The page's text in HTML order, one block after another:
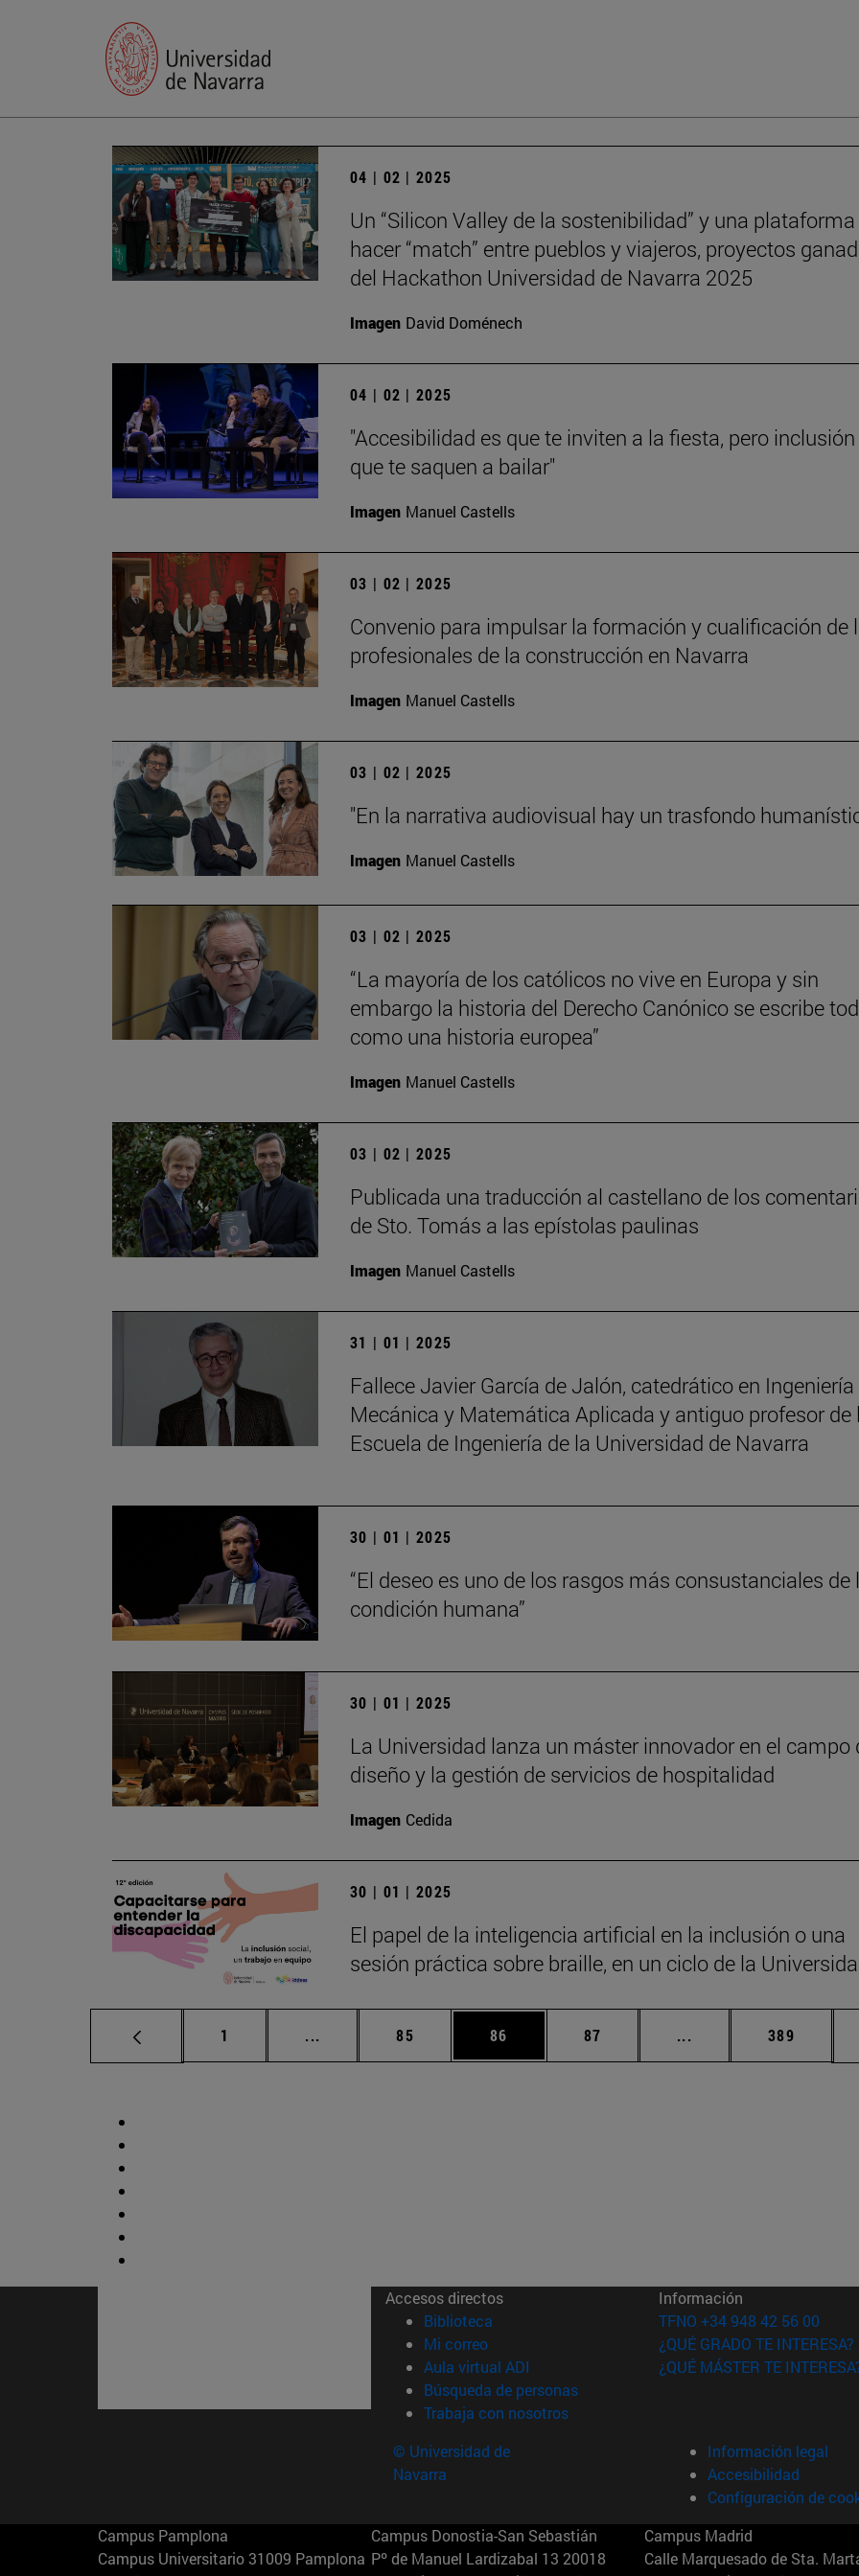
04 | 02 | 2025
Un “Silicon Valley de la sostenibilidad” y una
hacer “match” entre pueblos y viajeros, proyectos
del Hackathon Universidad de Navarra 2025
Imagen David Doménech
04 | 02 | 2025
"Accesibilidad es que te inviten a la fiesta, pero inclusión
que te saquen a bailar"
Imagen Manuel Castells
03 | 02 | 2025
Convenio para impulsar la formación y cualificación de
profesionales de la construcción en Navarra
Imagen Manuel Castells
03 | 02 | 2025
"En la narrativa audiovisual hay un trasfondo
Imagen Manuel Castells
03 | 02 | 2025
“La mayoría de los católicos no vive en Europa y sin
embargo la historia del Derecho Canónico se escribe
como una historia europea”
Imagen Manuel Castells
03 | 02 | 2025
Publicada una traducción al castellano de los
de Sto. Tomás a las epístolas paulinas
Imagen Manuel Castells
31 | 01 | 2025
Fallece Javier García de Jalón, catedrático en Ingeniería
Mecánica y Matemática Aplicada y antiguo profesor de
Escuela de Ingeniería de la Universidad de Navarra
30 | 01 | 2025
“El deseo es uno de los rasgos más consustanciales de
condición humana”
30 | 01 | 2025
La Universidad lanza un máster innovador en el campo
diseño y la gestión de servicios de hospitalidad
Imagen Cedida
30 | 01 | 2025
El papel de la inteligencia artificial en la inclusión o una
sesión práctica sobre braille, en un ciclo de la
Página
1 ... Páginas intermedias Use TAB para desplazarse.
Página
85 Página
86 Página
87 ... Páginas intermedias
Página
389
Accesos directos
Biblioteca (abre en nueva ventana)
Mi correo(abre en nueva ventana)
Aula virtual ADI (abre en nueva ventana)
Búsqueda de personas(abre en nueva ventana)
Trabaja con nosotros(abre en nueva ventana)
Información
TFNO +34 948 42 56 00
¿QUÉ GRADO TE INTERESA?
¿QUÉ MÁSTER TE
© Universidad de
Navarra
Información legal
Accesibilidad
Configuración de
Campus Pamplona
Campus Universitario 31009 Pamplona
Campus Donostia-San Sebastián
Pº de Manuel Lardizabal 13 20018
Campus Madrid
Calle Marquesado de Sta.